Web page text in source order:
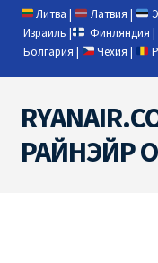
Литва | Латвия |
Израиль | Финляндия |
Болгария | Чехия |
Skip
to
navigation
Skip
to
content
РАЙНЭЙР